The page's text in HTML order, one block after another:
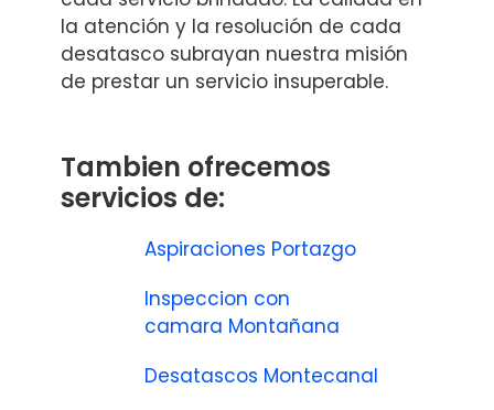
la atención y la resolución de cada
desatasco subrayan nuestra misión
de prestar un servicio insuperable.
Tambien ofrecemos
servicios de:
Aspiraciones Portazgo
Inspeccion con
camara Montañana
Desatascos Montecanal